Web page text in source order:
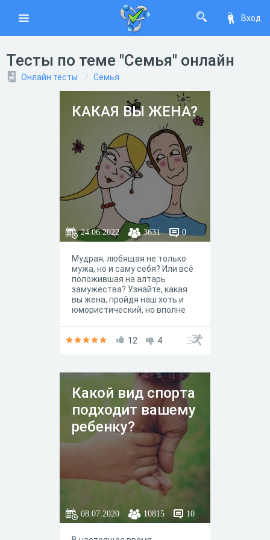
Вход
Тесты по теме "Семья" онлайн
Онлайн тесты Семья
КАКАЯ ВЫ ЖЕНА?
24.06.2022 3631 0
Мудрая, любящая не только
мужа, но и саму себя? Или всё
положившая на алтарь
замужества? Узнайте, какая
вы жена, пройдя наш хоть и
юмористический, но вполне
12 4
Какой вид спорта
подходит вашему
ребенку?
08.07.2020 10815 10